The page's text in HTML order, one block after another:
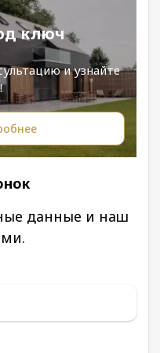
ключ
и узнайте
данные и наш